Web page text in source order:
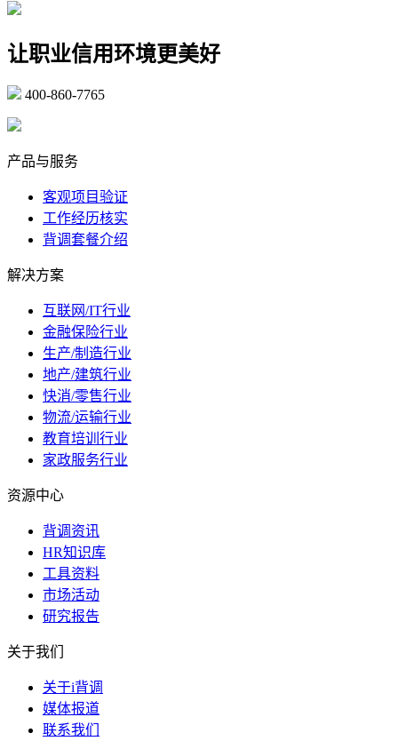
让职业信用环境更美好
400-860-7765
产品与服务
客观项目验证
工作经历核实
背调套餐介绍
解决方案
互联网/IT行业
金融保险行业
生产/制造行业
地产/建筑行业
快消/零售行业
物流/运输行业
教育培训行业
家政服务行业
资源中心
背调资讯
HR知识库
工具资料
市场活动
研究报告
关于我们
关于i背调
媒体报道
联系我们